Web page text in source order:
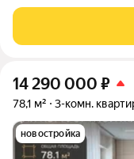
Развитая
спортивные
14 290 000 ₽
78,1 м² 3-комн.
новостройка